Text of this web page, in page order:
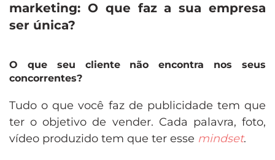
marketing: O que faz a sua empresa
ser única?
O que seu cliente não encontra nos seus
concorrentes?
Tudo o que você faz de publicidade tem que
ter o objetivo de vender. Cada palavra, foto,
vídeo produzido tem que ter esse mindset.